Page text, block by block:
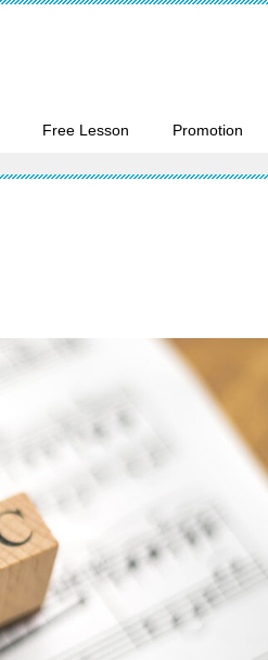
Free Lesson Promotion